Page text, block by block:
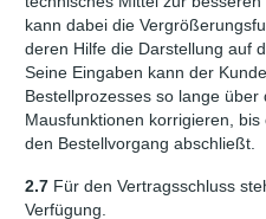
kann dabei die
deren Hilfe die Darstellung auf
Seine Eingaben kann der
Bestellprozesses so lange über
Mausfunktionen korrigieren,
den Bestellvorgang abschließt.
2.7 Für den Vertragsschluss
Verfügung.